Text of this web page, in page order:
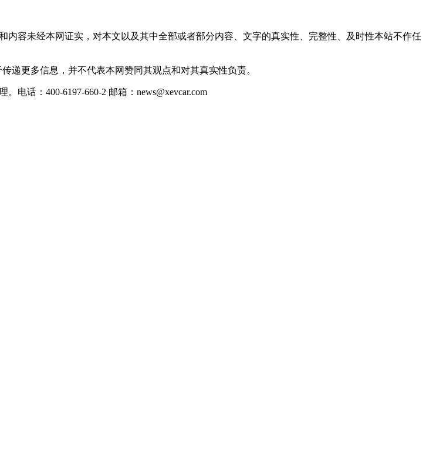
容未经本网证实，对本文以及其中全部或者部分内容、文字的真实性、完整性、及时性本站不作任
递更多信息，并不代表本网赞同其观点和对其真实性负责。
电话：400-6197-660-2 邮箱：news@xevcar.com